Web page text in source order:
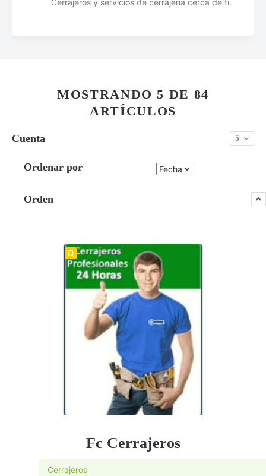
Cerrajeros y servicios de cerrajería cerca de ti.
MOSTRANDO 5 DE 84
ARTÍCULOS
Cuenta 5
Ordenar por
Orden
Fc Cerrajeros
Cerrajeros